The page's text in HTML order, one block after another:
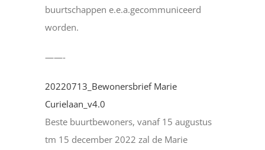
buurtschappen e.e.a.gecommuniceerd
worden.
——-
20220713_Bewonersbrief Marie
Curielaan_v4.0
Beste buurtbewoners, vanaf 15 augustus
tm 15 december 2022 zal de Marie